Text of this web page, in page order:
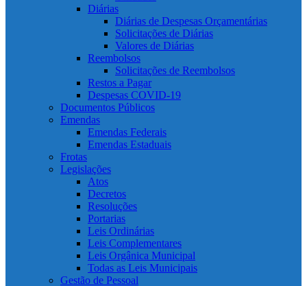
Diárias
Diárias de Despesas Orçamentárias
Solicitações de Diárias
Valores de Diárias
Reembolsos
Solicitações de Reembolsos
Restos a Pagar
Despesas COVID-19
Documentos Públicos
Emendas
Emendas Federais
Emendas Estaduais
Frotas
Legislações
Atos
Decretos
Resoluções
Portarias
Leis Ordinárias
Leis Complementares
Leis Orgânica Municipal
Todas as Leis Municipais
Gestão de Pessoal